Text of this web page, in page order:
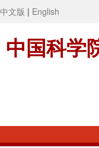
中文版 | English
中国科学